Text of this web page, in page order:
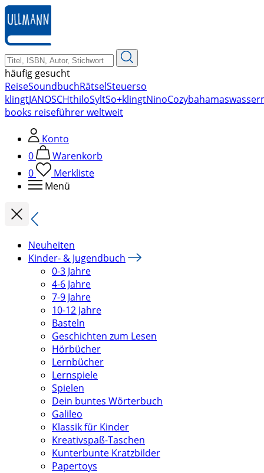
zum
Hauptinhalt
springen
häufig gesucht
ReiseSoundbuchRätselSteuerso
klingtJANOSCHthiloSyltSo+klingtNinoCozybahamas
books reiseführer weltweit
Konto
0
Warenkorb
0
Merkliste
Menü
Neuheiten
Kinder- & Jugendbuch
0-3 Jahre
4-6 Jahre
7-9 Jahre
10-12 Jahre
Basteln
Geschichten zum Lesen
Hörbücher
Lernbücher
Lernspiele
Spielen
Dein buntes Wörterbuch
Galileo
Klassik für Kinder
Kreativspaß-Taschen
Kunterbunte Kratzbilder
Papertoys